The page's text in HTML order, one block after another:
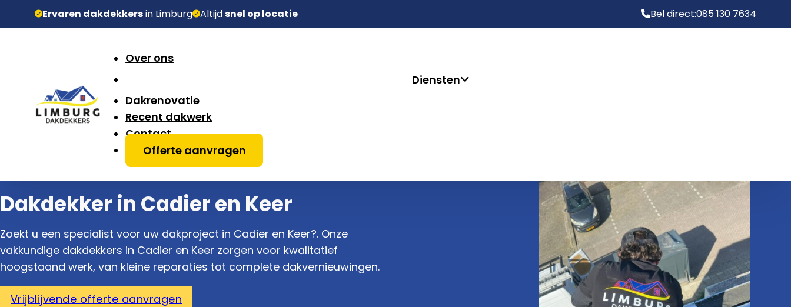
Ervaren dakdekkersin Limburg Altijdsnel op locatie Bel direct:085 130 7634
Over ons
Diensten
Dakrenovatie
Recent dakwerk
Contact
Offerte aanvragen
Dakdekker in Cadier en Keer
Zoekt u een specialist voor uw dakproject in Cadier en Keer?. Onze
vakkundige dakdekkers in Cadier en Keer zorgen voor kwalitatief
hoogstaand werk, van kleine reparaties tot complete dakvernieuwingen.
Vrijblijvende offerte aanvragen